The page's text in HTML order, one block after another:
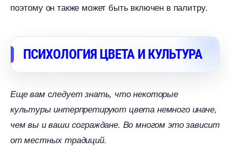
поэтому он также может быть включен в палитру.
ПСИХОЛОГИЯ ЦВЕТА И КУЛЬТУРА
Еще вам следует знать, что некоторые
культуры интерпретируют цвета немного иначе,
чем вы и ваши сограждане. Во многом это зависит
от местных традиций.